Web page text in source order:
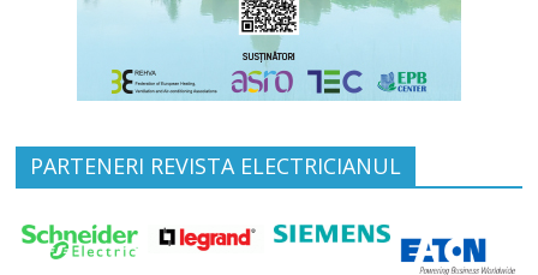
PARTENERI REVISTA ELECTRICIANUL